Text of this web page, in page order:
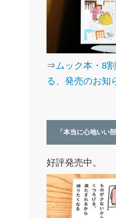
⇒ムック本・8
る、発売のお知
「本当に心地いい部
好評発売中。